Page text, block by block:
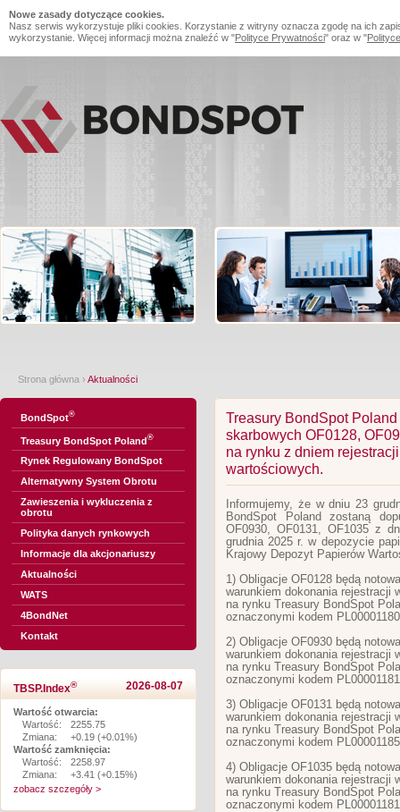
Nowe zasady dotyczące cookies.
Nasz serwis wykorzystuje pliki cookies. Korzystanie z witryny oznacza zgodę na ich
wykorzystanie. Więcej informacji można znaleźć w "Polityce Prywatności" oraz w "
Strona główna › Aktualności
BondSpot®
Treasury BondSpot Poland®
Rynek Regulowany BondSpot
Alternatywny System Obrotu
Zawieszenia i wykluczenia z
obrotu
Polityka danych rynkowych
Informacje dla akcjonariuszy
Aktualności
WATS
4BondNet
Kontakt
TBSP.Index® 2026-08-07
Wartość otwarcia:
Wartość:
2255.75
Zmiana:
+0.19 (+0.01%)
Wartość zamknięcia:
Wartość:
2258.97
Zmiana:
+3.41 (+0.15%)
zobacz szczegóły >
Treasury BondSpot
skarbowych OF0128,
na rynku z dniem
wartościowych.
Informujemy, że w dniu 23
BondSpot Poland zostaną
OF0930, OF0131, OF1035 z
grudnia 2025 r. w depozycie
Krajowy Depozyt Papierów
1) Obligacje OF0128 będą
warunkiem dokonania rejestracji
na rynku Treasury BondSpot
oznaczonymi kodem
2) Obligacje OF0930 będą
warunkiem dokonania rejestracji
na rynku Treasury BondSpot
oznaczonymi kodem
3) Obligacje OF0131 będą
warunkiem dokonania rejestracji
na rynku Treasury BondSpot
oznaczonymi kodem
4) Obligacje OF1035 będą
warunkiem dokonania rejestracji
na rynku Treasury BondSpot
oznaczonymi kodem